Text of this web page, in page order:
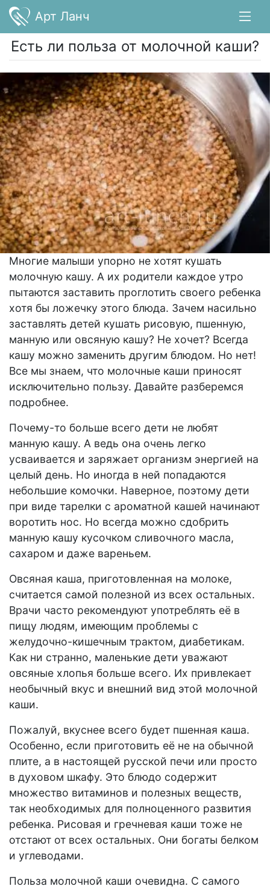
Арт Ланч
Есть ли польза от молочной каши?
Многие малыши упорно не хотят кушать
молочную кашу. А их родители каждое утро
пытаются заставить проглотить своего ребенка
хотя бы ложечку этого блюда. Зачем насильно
заставлять детей кушать рисовую, пшенную,
манную или овсяную кашу? Не хочет? Всегда
кашу можно заменить другим блюдом. Но нет!
Все мы знаем, что молочные каши приносят
исключительно пользу. Давайте разберемся
подробнее.
Почему-то больше всего дети не любят
манную кашу. А ведь она очень легко
усваивается и заряжает организм энергией на
целый день. Но иногда в ней попадаются
небольшие комочки. Наверное, поэтому дети
при виде тарелки с ароматной кашей начинают
воротить нос. Но всегда можно сдобрить
манную кашу кусочком сливочного масла,
сахаром и даже вареньем.
Овсяная каша, приготовленная на молоке,
считается самой полезной из всех остальных.
Врачи часто рекомендуют употреблять её в
пищу людям, имеющим проблемы с
желудочно-кишечным трактом, диабетикам.
Как ни странно, маленькие дети уважают
овсяные хлопья больше всего. Их привлекает
необычный вкус и внешний вид этой молочной
каши.
Пожалуй, вкуснее всего будет пшенная каша.
Особенно, если приготовить её не на обычной
плите, а в настоящей русской печи или просто
в духовом шкафу. Это блюдо содержит
множество витаминов и полезных веществ,
так необходимых для полноценного развития
ребенка. Рисовая и гречневая каши тоже не
отстают от всех остальных. Они богаты белком
и углеводами.
Польза молочной каши очевидна. С самого